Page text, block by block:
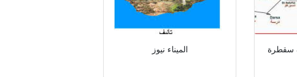
الميناء نيوز